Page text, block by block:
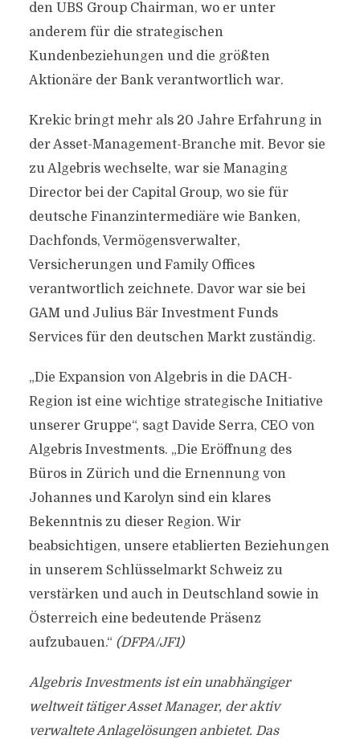
den UBS Group Chairman, wo er unter
anderem für die strategischen
Kundenbeziehungen und die größten
Aktionäre der Bank verantwortlich war.
Krekic bringt mehr als 20 Jahre Erfahrung in
der Asset-Management-Branche mit. Bevor sie
zu Algebris wechselte, war sie Managing
Director bei der Capital Group, wo sie für
deutsche Finanzintermediäre wie Banken,
Dachfonds, Vermögensverwalter,
Versicherungen und Family Offices
verantwortlich zeichnete. Davor war sie bei
GAM und Julius Bär Investment Funds
Services für den deutschen Markt zuständig.
„Die Expansion von Algebris in die DACH-
Region ist eine wichtige strategische Initiative
unserer Gruppe“, sagt Davide Serra, CEO von
Algebris Investments. „Die Eröffnung des
Büros in Zürich und die Ernennung von
Johannes und Karolyn sind ein klares
Bekenntnis zu dieser Region. Wir
beabsichtigen, unsere etablierten Beziehungen
in unserem Schlüsselmarkt Schweiz zu
verstärken und auch in Deutschland sowie in
Österreich eine bedeutende Präsenz
aufzubauen.“ (DFPA/JF1)
Algebris Investments ist ein unabhängiger
weltweit tätiger Asset Manager, der aktiv
verwaltete Anlagelösungen anbietet. Das